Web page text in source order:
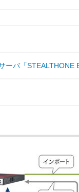
ーバ「STEALTHONE